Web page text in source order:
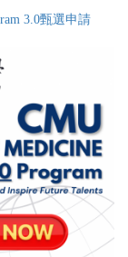
3.0甄選申請